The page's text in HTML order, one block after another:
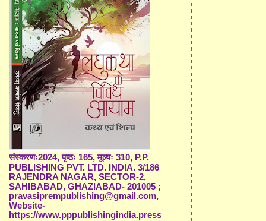
संस्करणः2024, पृष्ठः 165, मूल्यः 310, P.P.
PUBLISHING PVT. LTD. INDIA. 3/186
RAJENDRA NAGAR, SECTOR-2,
SAHIBABAD, GHAZIABAD- 201005 ;
pravasiprempublishing@gmail.com,
Website-
https://www.pppublishingindia.press